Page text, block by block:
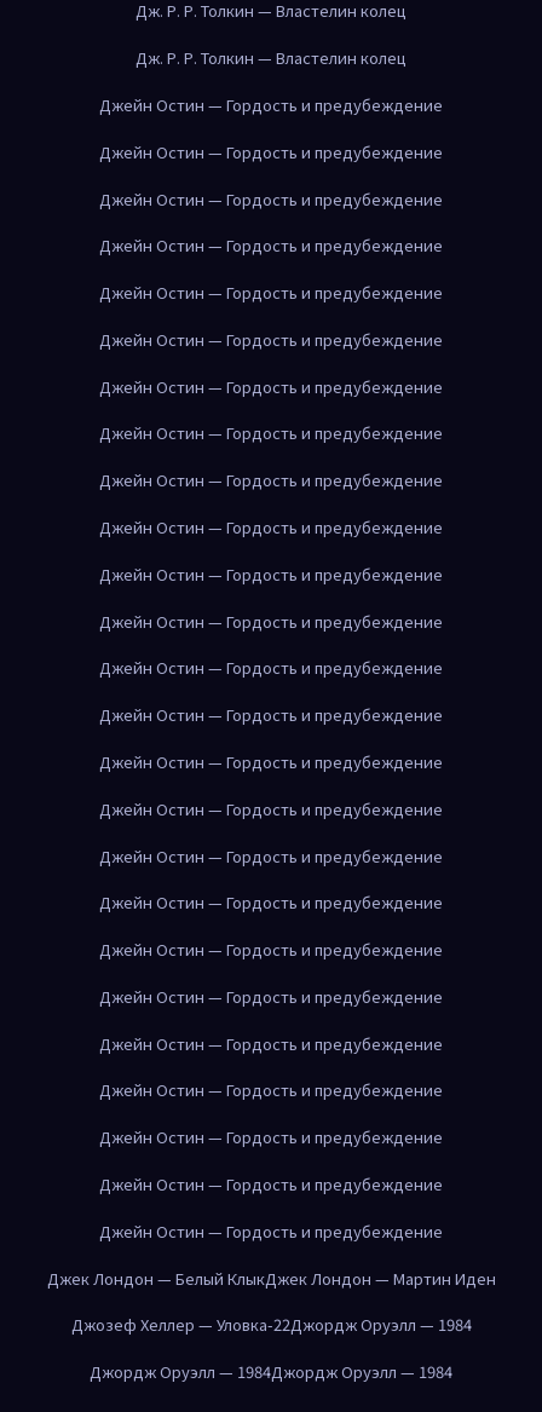
Дж. Р. Р. Толкин — Властелин колец
Дж. Р. Р. Толкин — Властелин колец
Джейн Остин — Гордость и предубеждение
Джейн Остин — Гордость и предубеждение
Джейн Остин — Гордость и предубеждение
Джейн Остин — Гордость и предубеждение
Джейн Остин — Гордость и предубеждение
Джейн Остин — Гордость и предубеждение
Джейн Остин — Гордость и предубеждение
Джейн Остин — Гордость и предубеждение
Джейн Остин — Гордость и предубеждение
Джейн Остин — Гордость и предубеждение
Джейн Остин — Гордость и предубеждение
Джейн Остин — Гордость и предубеждение
Джейн Остин — Гордость и предубеждение
Джейн Остин — Гордость и предубеждение
Джейн Остин — Гордость и предубеждение
Джейн Остин — Гордость и предубеждение
Джейн Остин — Гордость и предубеждение
Джейн Остин — Гордость и предубеждение
Джейн Остин — Гордость и предубеждение
Джейн Остин — Гордость и предубеждение
Джейн Остин — Гордость и предубеждение
Джейн Остин — Гордость и предубеждение
Джейн Остин — Гордость и предубеждение
Джейн Остин — Гордость и предубеждение
Джейн Остин — Гордость и предубеждение
Джек Лондон — Белый КлыкДжек Лондон — Мартин Иден
Джозеф Хеллер — Уловка-22Джордж Оруэлл — 1984
Джордж Оруэлл — 1984Джордж Оруэлл — 1984